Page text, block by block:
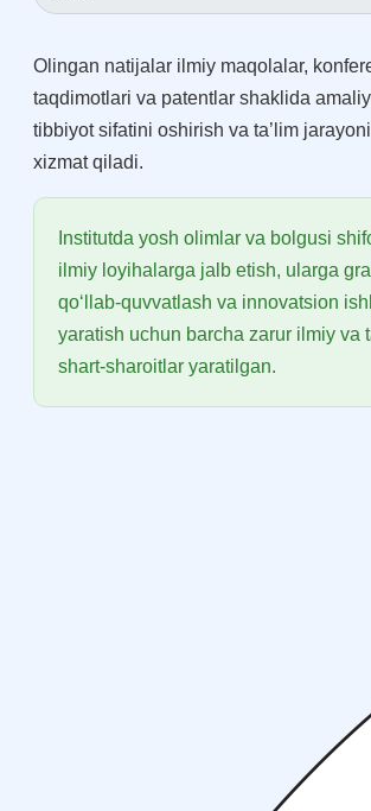
Olingan natijalar ilmiy maqolalar,
taqdimotlari va patentlar shaklida
tibbiyot sifatini oshirish va ta’lim
xizmat qiladi.
Institutda yosh olimlar va bolgusi
ilmiy loyihalarga jalb etish, ularga
qo‘llab-quvvatlash va innovatsion
yaratish uchun barcha zarur ilmiy va
shart-sharoitlar yaratilgan.